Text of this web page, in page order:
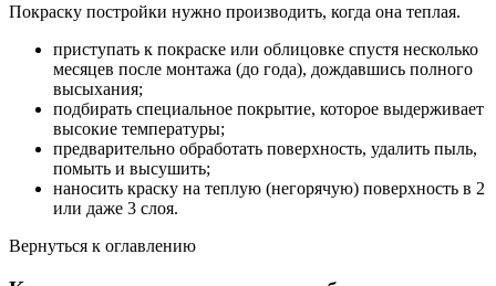
Покраску постройки нужно производить, когда она теплая.
приступать к покраске или облицовке спустя несколько
месяцев после монтажа (до года), дождавшись полного
высыхания;
подбирать специальное покрытие, которое выдерживает
высокие температуры;
предварительно обработать поверхность, удалить пыль,
помыть и высушить;
наносить краску на теплую (негорячую) поверхность в 2
или даже 3 слоя.
Вернуться к оглавлению